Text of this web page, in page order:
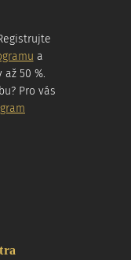
a
50 %.
Pro vás